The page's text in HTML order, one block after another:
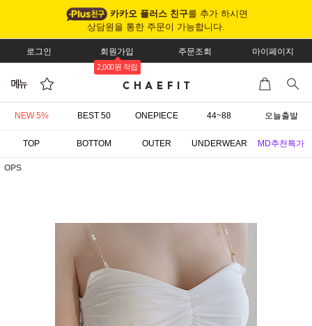
카카오 플러스 친구를 추가 하시면
상담원을 통한 주문이 가능합니다.
로그인 회원가입
2,000원 적립
주문조회 마이페이지
NEW 5% BEST 50 ONEPIECE 44~88 오늘출발
TOP BOTTOM OUTER UNDERWEAR MD추천특가
OPS